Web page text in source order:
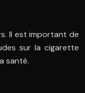
Il est important de
sur la cigarette
santé.